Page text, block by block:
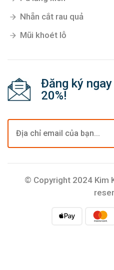
Nhẵn cắt rau quả
Mũi khoét lỗ
Đăng ký
20%!
© Copyright 2024 Kim